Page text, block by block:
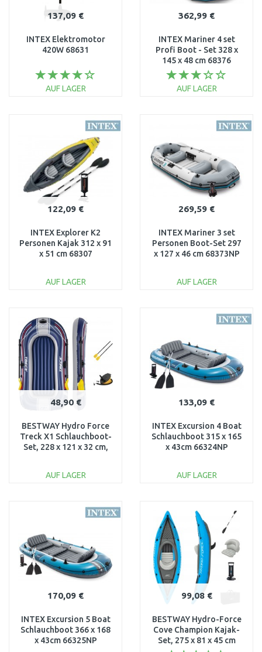
137,09 €
INTEX Elektromotor
420W 68631
AUF LAGER
Vergleichen
362,99 €
INTEX Mariner 4 set
Profi Boot - Set 328 x
145 x 48 cm 68376
AUF LAGER
122,09 €
INTEX Explorer K2
Personen Kajak 312 x 91
x 51 cm 68307
AUF LAGER
Vergleichen
269,59 €
INTEX Mariner 3 set
Personen Boot-Set 297
x 127 x 46 cm 68373NP
AUF LAGER
48,90 €
BESTWAY Hydro Force
Treck X1 Schlauchboot-
Set, 228 x 121 x 32 cm,
AUF LAGER
133,09 €
INTEX Excursion 4 Boat
Schlauchboot 315 x 165
x 43cm 66324NP
AUF LAGER
Vergleichen
170,09 €
INTEX Excursion 5 Boat
Schlauchboot 366 x 168
x 43cm 66325NP
99,08 €
BESTWAY Hydro-Force
Cove Champion Kajak-
Set, 275 x 81 x 45 cm